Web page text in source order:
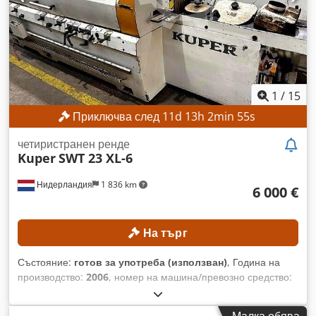
1 / 15
Приключва след 11d 13h 2min 53s
Нидерландия 1 836 km
четиристранен ренде
KuperSWT 23 XL-6
6 000 €
На търг
Състояние: готов за употреба (използван), Година на
производство: 2006, номер на машина/превозно средство:
напълно функциониращ
тегло:4 000 кг, работна ширина:230 мм, диаметър на